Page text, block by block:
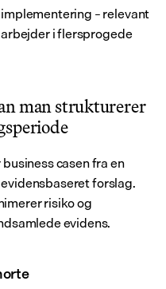
– relevant
i flersprogede
man strukturerer
casen fra en
forslag.
risiko og
evidens.